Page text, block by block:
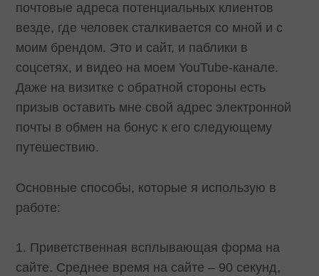
почтовые адреса потенциальных клиентов
везде, где человек сталкивается со мной и с
моим брендом. Это и сайт, и паблики в
соцсетях, и видео на моем YouTube-канале.
Даже на визитке с обратной стороны есть
призыв оставить мне свой адрес электронной
почты в обмен на бонус к его следующему
путешествию.
Основные способы, которые я использую в
работе:
1. Приветственная всплывающая форма на
сайте. Среднее время на сайте – 90 секунд,